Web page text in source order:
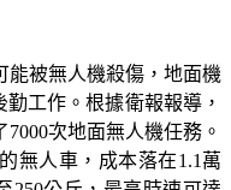
能被無人機殺傷，地面機
工作。根據衛報報導，
次地面無人機任務。
無人車，成本落在1.1萬